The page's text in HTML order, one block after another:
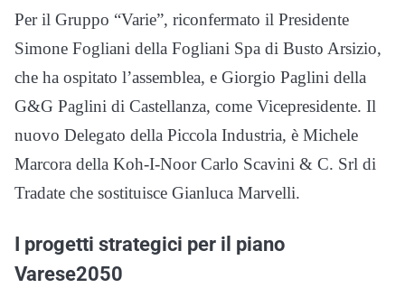
Per il Gruppo “Varie”, riconfermato il Presidente
Simone Fogliani della Fogliani Spa di Busto Arsizio,
che ha ospitato l’assemblea, e Giorgio Paglini della
G&G Paglini di Castellanza, come Vicepresidente. Il
nuovo Delegato della Piccola Industria, è Michele
Marcora della Koh-I-Noor Carlo Scavini & C. Srl di
Tradate che sostituisce Gianluca Marvelli.
I progetti strategici per il piano
Varese2050